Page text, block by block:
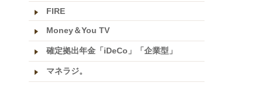
FIRE
Money＆You TV
確定拠出年金「iDeCo」「企業型」
マネラジ。